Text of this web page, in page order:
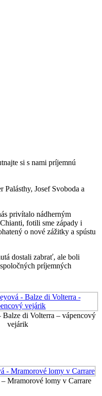
si s nami príjemnú
Josef Svoboda a
privítalo nádherným
fotili sme západy i
o nové zážitky a spústu
dostali zabrať, ale boli
príjemných
di Volterra – vápencový
vejárik
Mramorové lomy v Carrare